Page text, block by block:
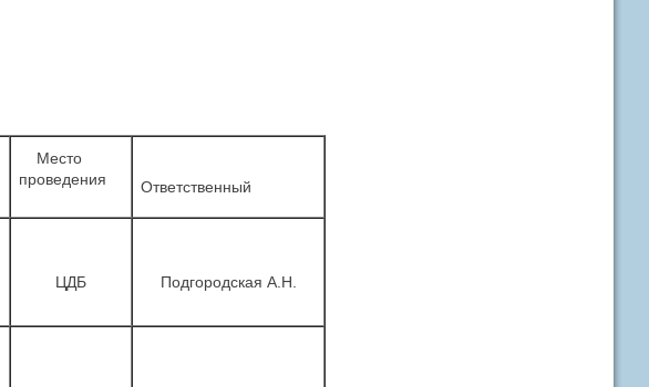
Место
проведения
Ответственный
ЦДБ Подгородская А.Н.